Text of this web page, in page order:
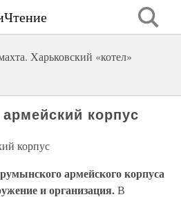
Харьковский «котел»
корпус
корпус
армейского корпуса
и организация.В